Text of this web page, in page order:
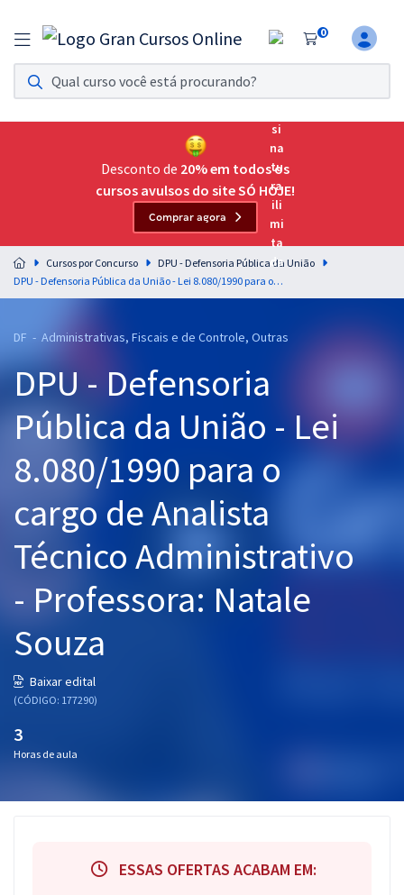
0
Assinatura Ilimitada 11
Acesso a todos os cursos. Teste grátis por 7 dias!
Assinatura OAB Até Passar
Acesso ilimitado a toda preparação para o Exame da
Residências Multiprofissionais
Preparação completa e intensiva para as principais
residências em saúde do Brasil
Cursos 20% OFF
Pós
Graduação
OAB
Mentorias
Questões grátis
Aprovados
Desconto de 20% em todos os
cursos avulsos do site SÓ HOJE!
Comprar agora
Cursos por Concurso
DPU - Defensoria Pública da União
DPU - Defensoria Pública da União - Lei 8.080/1990 para o cargo de Analista Técnico Administrativo - Professora: Natale Souza
DF - Administrativas, Fiscais e de Controle, Outras
DPU - Defensoria
Pública da União - Lei
8.080/1990 para o
cargo de Analista
Técnico Administrativo
- Professora: Natale
Souza
Baixar edital
(CÓDIGO: 177290)
3
Horas de aula
ESSAS OFERTAS ACABAM EM: